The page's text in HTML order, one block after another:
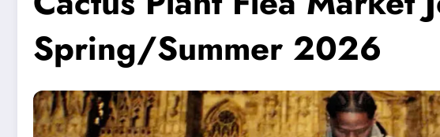
Spring/Summer 2026